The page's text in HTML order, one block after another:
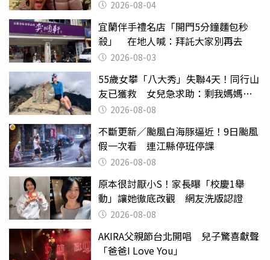
2026-08-04
宜蘭伴手禮名店「開門5分鐘麵包秒
殺」 在地人喊：拜託大家別再去
2026-08-03
55歲女攀「八大秀」失聯4天！同行山
友已獲救 女兒急求助：剩我媽媽還
沒找到
2026-08-08
不斷更新／颱風白海豚逼近！9日颱風
假一次看 連江縣停班停課
2026-08-08
原本很討厭小S！家長曝「校慶1舉
動」讓她徹底改觀 網友洗版認證
2026-08-08
AKIRA父親節台北開唱 兒子驚喜獻聲
「爸爸I Love You」